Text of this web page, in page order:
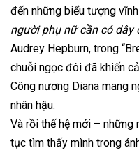
đến những biểu tượng
người phụ nữ cần có dây
Audrey Hepburn, trong
chuỗi ngọc đôi đã khiến
Công nương Diana mang
nhân hậu.
Và rồi thế hệ mới –
tục tìm thấy mình trong